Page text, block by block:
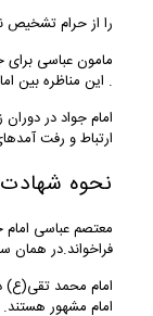
را از حرام
مامون عباسی برای
. این مناظره بین
امام جواد در
ارتباط و رفت
نحوه
فراخواند.در همان
امام مشهور هستند.